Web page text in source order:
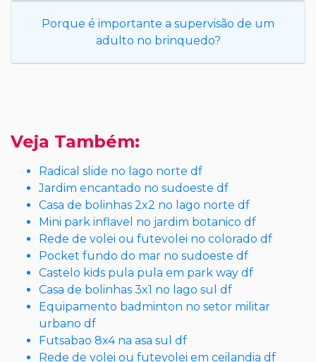
Porque é importante a supervisão de um
adulto no brinquedo?
Veja Também:
Radical slide no lago norte df
Jardim encantado no sudoeste df
Casa de bolinhas 2x2 no lago norte df
Mini park inflavel no jardim botanico df
Rede de volei ou futevolei no colorado df
Pocket fundo do mar no sudoeste df
Castelo kids pula pula em park way df
Casa de bolinhas 3x1 no lago sul df
Equipamento badminton no setor militar
urbano df
Futsabao 8x4 na asa sul df
Rede de volei ou futevolei em ceilandia df